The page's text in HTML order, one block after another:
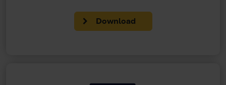
Download